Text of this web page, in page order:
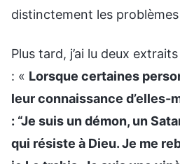
distinctement les
Plus tard, j’ai lu deux
: « Lorsque certaines
leur connaissance d’elles-
: “Je suis un démon, un
qui résiste à Dieu. Je me